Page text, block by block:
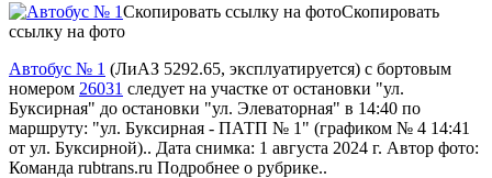
Скопировать ссылку на фотоСкопировать
ссылку на фото
Автобус № 1 (ЛиАЗ 5292.65, эксплуатируется) с бортовым
номером 26031 следует на участке от остановки "ул.
Буксирная" до остановки "ул. Элеваторная" в 14:40 по
маршруту: "ул. Буксирная - ПАТП № 1" (графиком № 4 14:41
от ул. Буксирной).. Дата снимка: 1 августа 2024 г. Автор фото:
Команда rubtrans.ru Подробнее о рубрике..